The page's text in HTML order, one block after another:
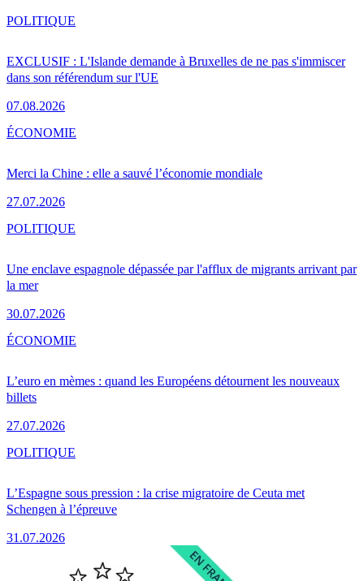
EXCLUSIF : L'Islande demande à Bruxelles de ne pas s'immiscer
dans son référendum sur l'UE
07.08.2026
POLITIQUE
Merci la Chine : elle a sauvé l’économie mondiale
27.07.2026
ÉCONOMIE
Une enclave espagnole dépassée par l'afflux de migrants arrivant par
la mer
30.07.2026
POLITIQUE
L’euro en mèmes : quand les Européens détournent les nouveaux
billets
27.07.2026
ÉCONOMIE
L’Espagne sous pression : la crise migratoire de Ceuta met
Schengen à l’épreuve
31.07.2026
POLITIQUE